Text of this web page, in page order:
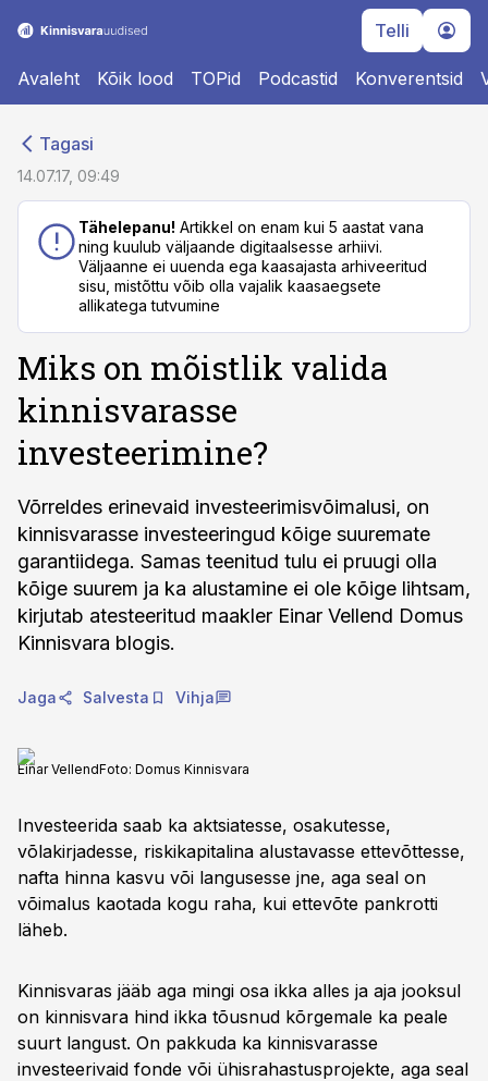
Telli
Avaleht Kõik lood TOPid Podcastid Konverentsid
Tagasi
14.07.17, 09:49
Tähelepanu! Artikkel on enam kui 5 aastat vana
ning kuulub väljaande digitaalsesse arhiivi.
Väljaanne ei uuenda ega kaasajasta arhiveeritud
sisu, mistõttu võib olla vajalik kaasaegsete
allikatega tutvumine
Miks on mõistlik valida
kinnisvarasse
investeerimine?
Võrreldes erinevaid investeerimisvõimalusi, on
kinnisvarasse investeeringud kõige suuremate
garantiidega. Samas teenitud tulu ei pruugi olla
kõige suurem ja ka alustamine ei ole kõige lihtsam,
kirjutab atesteeritud maakler Einar Vellend Domus
Kinnisvara blogis.
Jaga Salvesta Vihja
Einar VellendFoto: Domus Kinnisvara
Investeerida saab ka aktsiatesse, osakutesse,
võlakirjadesse, riskikapitalina alustavasse ettevõttesse,
nafta hinna kasvu või langusesse jne, aga seal on
võimalus kaotada kogu raha, kui ettevõte pankrotti
läheb.
Kinnisvaras jääb aga mingi osa ikka alles ja aja jooksul
on kinnisvara hind ikka tõusnud kõrgemale ka peale
suurt langust. On pakkuda ka kinnisvarasse
investeerivaid fonde või ühisrahastusprojekte, aga seal